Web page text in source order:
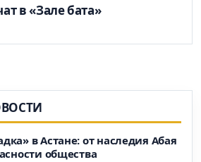
в «Зале бата»
в Астане: от наследия Абая
общества